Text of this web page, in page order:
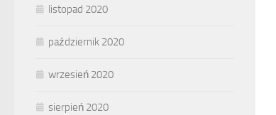
listopad 2020
październik 2020
wrzesień 2020
sierpień 2020